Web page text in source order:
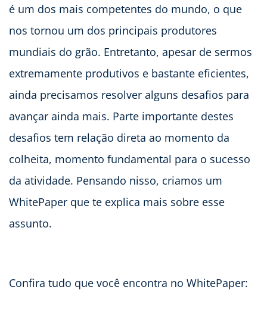
é um dos mais competentes do mundo, o que
nos tornou um dos principais produtores
mundiais do grão. Entretanto, apesar de sermos
extremamente produtivos e bastante eficientes,
ainda precisamos resolver alguns desafios para
avançar ainda mais. Parte importante destes
desafios tem relação direta ao momento da
colheita, momento fundamental para o sucesso
da atividade. Pensando nisso, criamos um
WhitePaper que te explica mais sobre esse
assunto.
Confira tudo que você encontra no WhitePaper: